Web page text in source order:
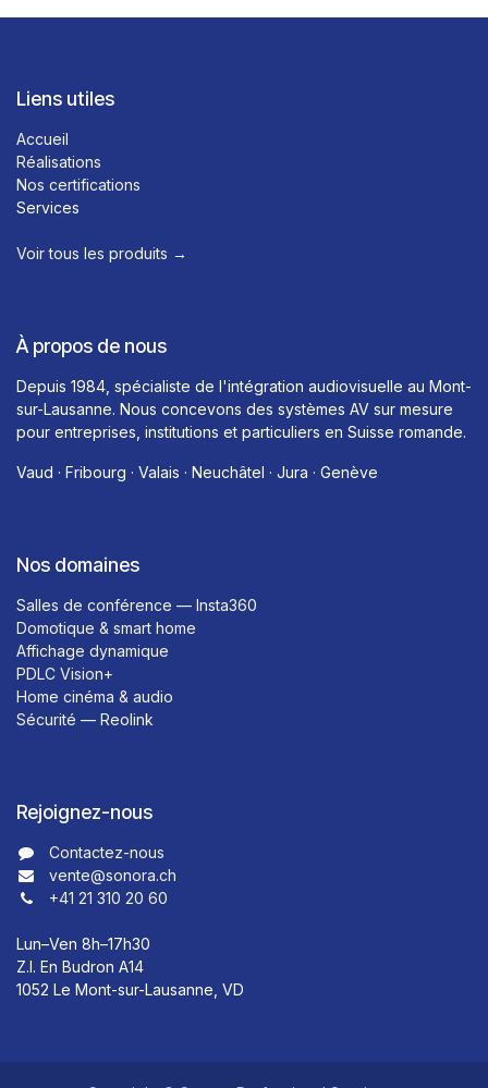
Liens utiles
Accueil
Réalisations
Nos certifications
Services
Voir tous les produits →​
À propos de nous
Depuis 1984, spécialiste de l'intégration audiovisuelle au Mont-
sur-Lausanne. Nous concevons des systèmes AV sur mesure
pour entreprises, institutions et particuliers en Suisse romande.
Vaud · Fribourg · Valais · Neuchâtel · Jura · Genève
Nos domaines
Salles de conférence — Insta360
Domotique & smart home
Affichage dynamique
PDLC Vision+
Home cinéma & audio
Sécurité — Reolink
Rejoignez-nous
Contactez-nous​​
vente@sonora.ch
+41 21 310 20 60
Lun–Ven 8h–17h30
Z.I. En Budron A14
1052 Le Mont-sur-Lausanne, VD